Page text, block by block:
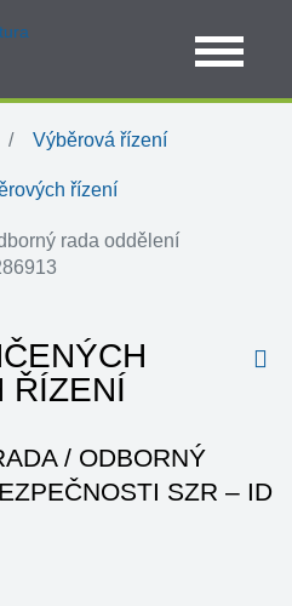
Výběrová řízení
řízení
rada oddělení
ŘÍZENÍ
/ ODBORNÝ
SZR – ID